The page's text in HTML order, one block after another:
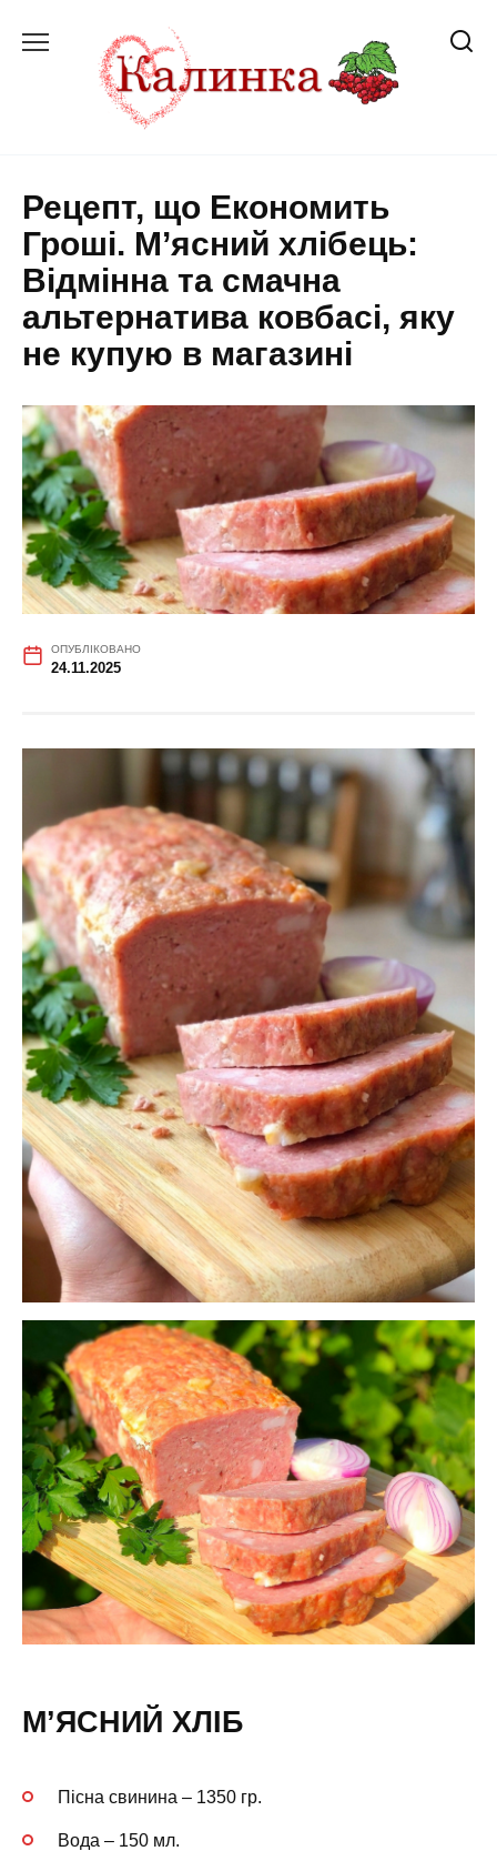
Рецепт, що Економить
Гроші. М’ясний хлібець:
Відмінна та смачна
альтернатива ковбасі, яку
не купую в магазині
ОПУБЛІКОВАНО
24.11.2025
М’ЯСНИЙ ХЛІБ
Пісна свинина – 1350 гр.
Вода – 150 мл.